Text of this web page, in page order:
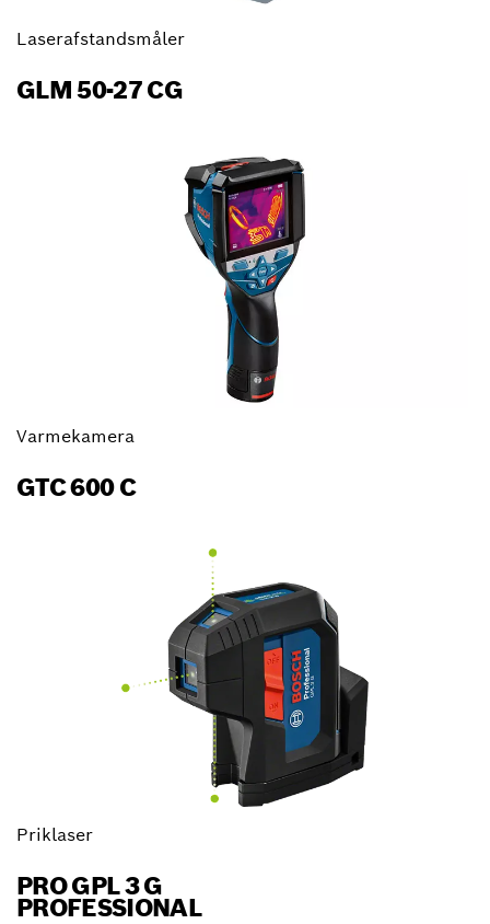
Laserafstandsmåler
GLM 50-27 CG
Varmekamera
GTC 600 C
Priklaser
PRO GPL 3 G
PROFESSIONAL